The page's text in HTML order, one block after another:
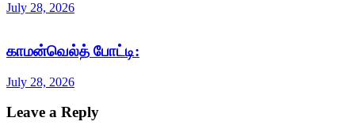
July 28, 2026
காமன்வெல்த் போட்டி:
July 28, 2026
Leave a Reply